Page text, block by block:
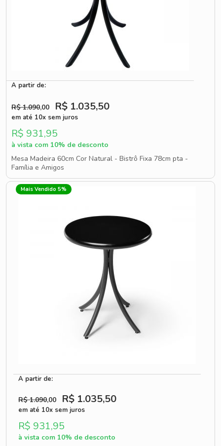
A partir de:
R$ 1.090,00 R$ 1.035,50
em até 10x sem juros
R$ 931,95
à vista com 10% de desconto
Mesa Madeira 60cm Cor Natural - Bistrô Fixa 78cm pta -
Família e Amigos
Mais Vendido 5%
A partir de:
R$ 1.090,00 R$ 1.035,50
em até 10x sem juros
R$ 931,95
à vista com 10% de desconto